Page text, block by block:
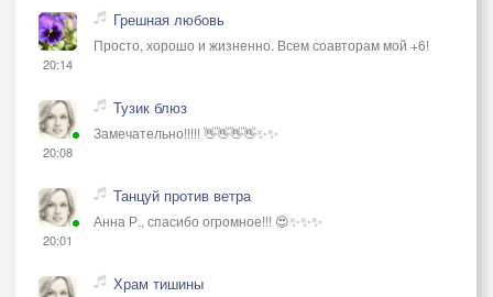
20:14
Грешная любовь
Просто, хорошо и жизненно. Всем соавторам мой +6!
20:08
Тузик блюз
Замечательно!!!!! 👋👋👋👋✨✨
20:01
Танцуй против ветра
Анна Р., спасибо огромное!!! 😍✨✨✨
Храм тишины